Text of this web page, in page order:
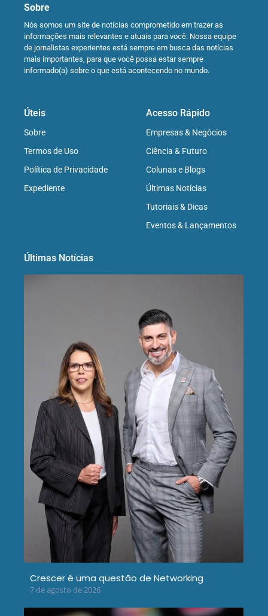
Sobre
Nós somos um site de notícias comprometido em trazer as
informações mais relevantes e atuais para você. Nossa equipe
de jornalistas experientes está sempre em busca das notícias
mais importantes, para que você possa estar sempre
informado(a) sobre o que está acontecendo no mundo.
Úteis
Sobre
Termos de Uso
Política de Privacidade
Expediente
Acesso Rápido
Empresas & Negócios
Ciência & Futuro
Colunas e Blogs
Últimas Notícias
Tutoriais & Dicas
Eventos & Lançamentos
Últimas Notícias
Crescer é uma questão de Networking
7 de agosto de 2026